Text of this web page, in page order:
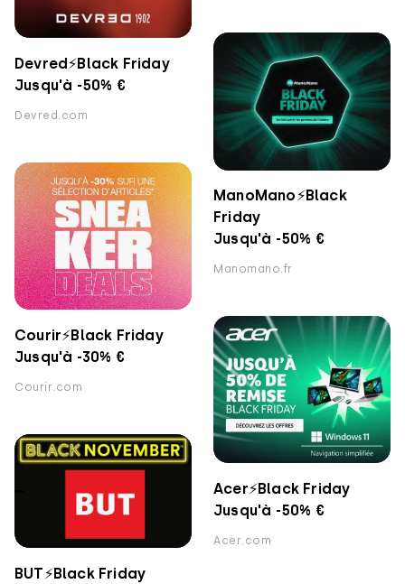
Devred⚡️Black Friday
Jusqu'à -50% €
Devred.com
ManoMano⚡️Black
Friday
Jusqu'à -50% €
Manomano.fr
Courir⚡️Black Friday
Jusqu'à -30% €
Courir.com
Acer⚡️Black Friday
Jusqu'à -50% €
Acer.com
BUT⚡️Black Friday